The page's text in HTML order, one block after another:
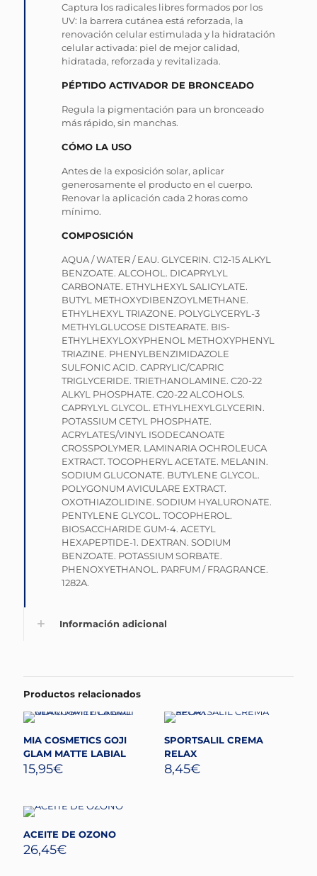
Captura los radicales libres formados por los
UV: la barrera cutánea está reforzada, la
renovación celular estimulada y la hidratación
celular activada: piel de mejor calidad,
hidratada, reforzada y revitalizada.
PÉPTIDO ACTIVADOR DE BRONCEADO
Regula la pigmentación para un bronceado
más rápido, sin manchas.
CÓMO LA USO
Antes de la exposición solar, aplicar
generosamente el producto en el cuerpo.
Renovar la aplicación cada 2 horas como
mínimo.
COMPOSICIÓN
AQUA / WATER / EAU. GLYCERIN. C12-15 ALKYL
BENZOATE. ALCOHOL. DICAPRYLYL
CARBONATE. ETHYLHEXYL SALICYLATE.
BUTYL METHOXYDIBENZOYLMETHANE.
ETHYLHEXYL TRIAZONE. POLYGLYCERYL-3
METHYLGLUCOSE DISTEARATE. BIS-
ETHYLHEXYLOXYPHENOL METHOXYPHENYL
TRIAZINE. PHENYLBENZIMIDAZOLE
SULFONIC ACID. CAPRYLIC/CAPRIC
TRIGLYCERIDE. TRIETHANOLAMINE. C20-22
ALKYL PHOSPHATE. C20-22 ALCOHOLS.
CAPRYLYL GLYCOL. ETHYLHEXYLGLYCERIN.
POTASSIUM CETYL PHOSPHATE.
ACRYLATES/VINYL ISODECANOATE
CROSSPOLYMER. LAMINARIA OCHROLEUCA
EXTRACT. TOCOPHERYL ACETATE. MELANIN.
SODIUM GLUCONATE. BUTYLENE GLYCOL.
POLYGONUM AVICULARE EXTRACT.
OXOTHIAZOLIDINE. SODIUM HYALURONATE.
PENTYLENE GLYCOL. TOCOPHEROL.
BIOSACCHARIDE GUM-4. ACETYL
HEXAPEPTIDE-1. DEXTRAN. SODIUM
BENZOATE. POTASSIUM SORBATE.
PHENOXYETHANOL. PARFUM / FRAGRANCE.
1282A.
Información adicional
Productos relacionados
MIA COSMETICS GOJI
GLAM MATTE LABIAL
15,95€
SPORTSALIL CREMA
RELAX
8,45€
ACEITE DE OZONO
26,45€